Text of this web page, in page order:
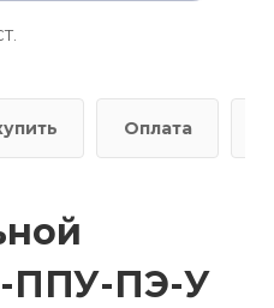
Оплата
ППУ-ПЭ-У